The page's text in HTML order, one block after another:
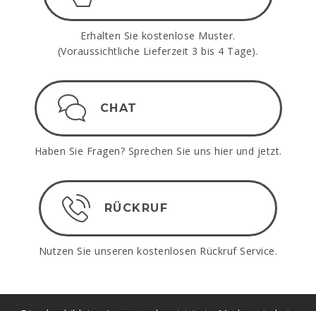
Erhalten Sie kostenlose Muster.
(Voraussichtliche Lieferzeit 3 bis 4 Tage).
CHAT
Haben Sie Fragen? Sprechen Sie uns hier und jetzt.
RÜCKRUF
Nutzen Sie unseren kostenlosen Rückruf Service.